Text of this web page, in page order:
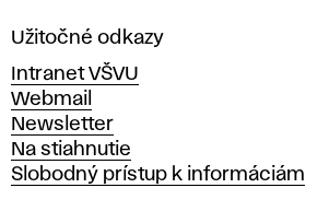
a
ý
t
v
a
r
Užitočné odkazy
Intranet VŠVU
Webmail
Newsletter
Na stiahnutie
Slobodný prístup k informáciám